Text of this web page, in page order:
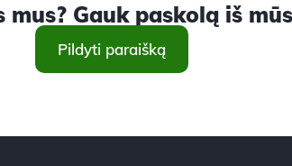
Gauk paskolą iš
Pildyti paraišką